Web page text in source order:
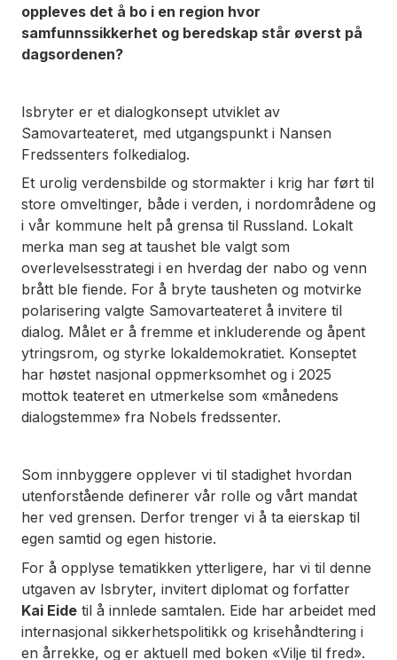
oppleves det å bo i en region hvor
samfunnssikkerhet og beredskap står øverst på
dagsordenen?
Isbryter er et dialogkonsept utviklet av
Samovarteateret, med utgangspunkt i Nansen
Fredssenters folkedialog.
Et urolig verdensbilde og stormakter i krig har ført til
store omveltinger, både i verden, i nordområdene og
i vår kommune helt på grensa til Russland. Lokalt
merka man seg at taushet ble valgt som
overlevelsesstrategi i en hverdag der nabo og venn
brått ble fiende. For å bryte tausheten og motvirke
polarisering valgte Samovarteateret å invitere til
dialog. Målet er å fremme et inkluderende og åpent
ytringsrom, og styrke lokaldemokratiet. Konseptet
har høstet nasjonal oppmerksomhet og i 2025
mottok teateret en utmerkelse som «månedens
dialogstemme» fra Nobels fredssenter.
Som innbyggere opplever vi til stadighet hvordan
utenforstående definerer vår rolle og vårt mandat
her ved grensen. Derfor trenger vi å ta eierskap til
egen samtid og egen historie.
For å opplyse tematikken ytterligere, har vi til denne
utgaven av Isbryter, invitert diplomat og forfatter
Kai Eide til å innlede samtalen. Eide har arbeidet med
internasjonal sikkerhetspolitikk og krisehåndtering i
en årrekke, og er aktuell med boken «Vilje til fred».